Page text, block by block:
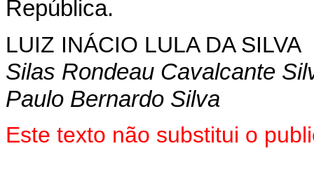
República.
LUIZ INÁCIO LULA DA SILVA
Silas Rondeau Cavalcante
Paulo Bernardo Silva
Este texto não substitui o